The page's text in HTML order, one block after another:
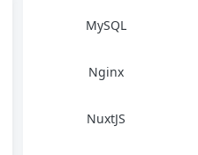
MySQL
Nginx
NuxtJS